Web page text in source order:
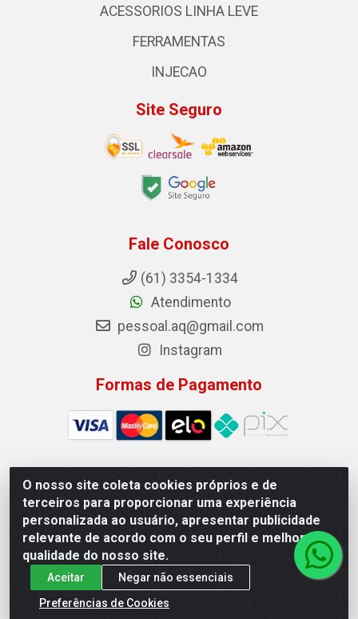
O nosso site coleta cookies próprios e de
terceiros para proporcionar uma experiência
personalizada ao usuário, apresentar publicidade
relevante de acordo com o seu perfil e melhorar a
qualidade do nosso site.
Aceitar
Negar não essenciais
Preferências de Cookies
ACESSORIOS LINHA LEVE
FERRAMENTAS
INJECAO
Site Seguro
Fale Conosco
(61) 3354-1334
Atendimento
pessoal.aq@gmail.com
Instagram
Formas de Pagamento
Auto Qualidade Comercio de Pecas LTDA - Quadra Qi
23, S/N, Lote 05/06 - Taguatinga, Brasília/DF - CEP
72.135-230 - CNPJ 72.617.459/0001-40